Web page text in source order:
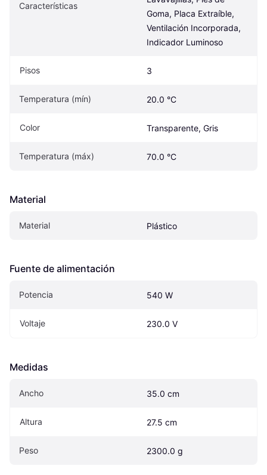
Características
Goma, Placa Extraíble,
Ventilación Incorporada,
Indicador Luminoso
Pisos 3
Temperatura (mín) 20.0 °C
Color Transparente, Gris
Temperatura (máx) 70.0 °C
Material
Material Plástico
Fuente de alimentación
Potencia 540 W
Voltaje 230.0 V
Medidas
Ancho 35.0 cm
Altura 27.5 cm
Peso 2300.0 g